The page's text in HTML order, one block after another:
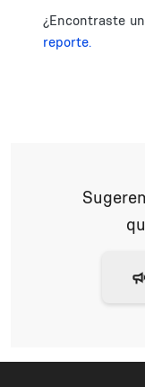
¿Encontraste
reporte.